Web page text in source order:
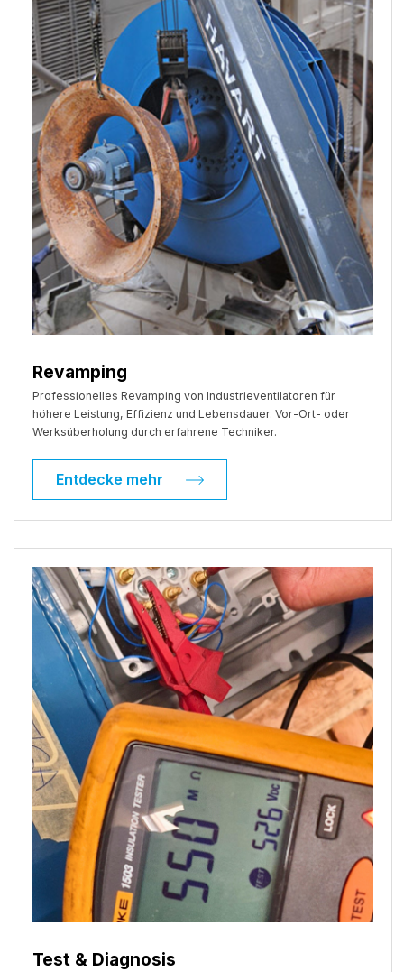
Revamping
Professionelles Revamping von Industrieventilatoren für
höhere Leistung, Effizienz und Lebensdauer. Vor-Ort- oder
Werksüberholung durch erfahrene Techniker.
Entdecke mehr
Test & Diagnosis